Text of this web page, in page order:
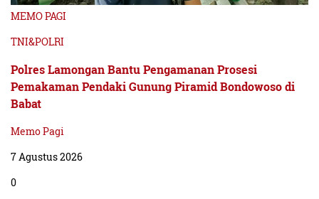
MEMO PAGI
TNI&POLRI
Polres Lamongan Bantu Pengamanan Prosesi
Pemakaman Pendaki Gunung Piramid Bondowoso di
Babat
Memo Pagi
7 Agustus 2026
0